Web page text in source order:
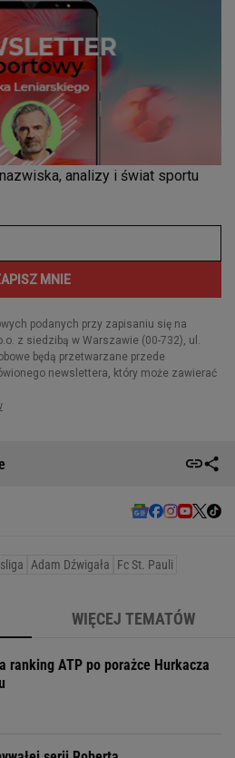
Adam Dźwigała Fc St. Pauli
WIĘCEJ TEMATÓW
ranking ATP po porażce Hurkacza